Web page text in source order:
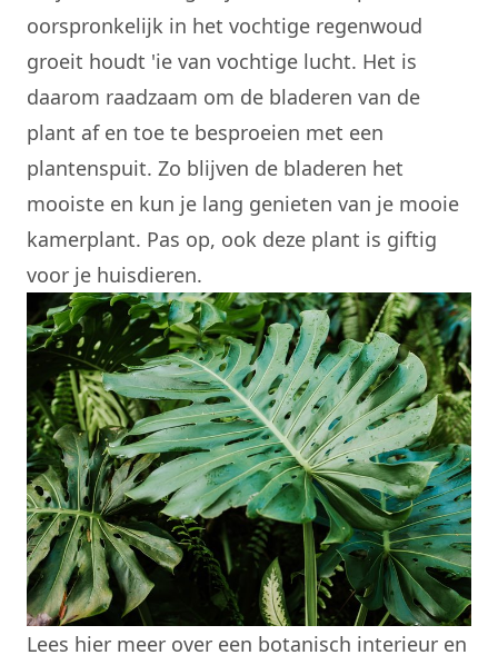
oorspronkelijk in het vochtige regenwoud
groeit houdt 'ie van vochtige lucht. Het is
daarom raadzaam om de bladeren van de
plant af en toe te besproeien met een
plantenspuit. Zo blijven de bladeren het
mooiste en kun je lang genieten van je mooie
kamerplant. Pas op, ook deze plant is giftig
voor je huisdieren.
Lees hier meer over een botanisch interieur en